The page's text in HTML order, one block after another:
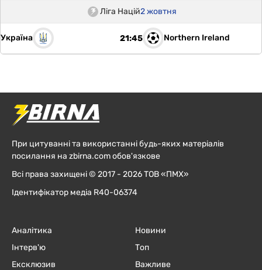
Ліга Націй2 жовтня
Україна 21:45 Northern Ireland
При цитуванні та використанні будь-яких матеріалів
посилання на zbirna.com обов'язкове
Всі права захищені © 2017 - 2026 ТОВ «ПМХ»
Ідентифікатор медіа R40-06374
Аналітика
Інтерв'ю
Ексклюзив
Новини
Топ
Важливе